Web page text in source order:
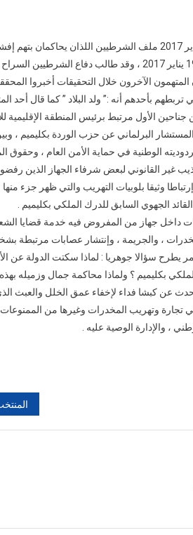
أجلت المحكمة الإبتدائية بكليميم مساء الإثنين 16 يناير 2017 ملف الشرطيين
والإرتشاء والإتجار في المخدرات إلى يوم الخميس 19 يناير 2017 ، وقد
الآخرون خلال التحقيقات أخبروا
بأحدهم أنه :” ولد البلاد ” كما قال أحد
الأول مرتبط برئيس المنطقة الإقليمية
البرلماني عن حزب الوردة بكليميم ،
الوطنية في حماية الأمن العام ، وحقوق
غير القانوني لبعض شرفاء الجهاز الذين
إرتباطا وثيقا بلوبيات التهريب والتي ظهر جزء
الجهوي السابق للدرك الملكي بكليميم .
داخل جهاز من المفروض فيه خدمة قضايا
، والجريمة ، وإنتشار عصابات مرتبطة
يطرح سؤالا جوهريا : لماذا سكتت الدولة عن
عن كبشا فداء لإخفاء عمق الخلل والعبث
تجارة وتهريب المخدرات وغيرها من
، والإدارة الوصية عليه .